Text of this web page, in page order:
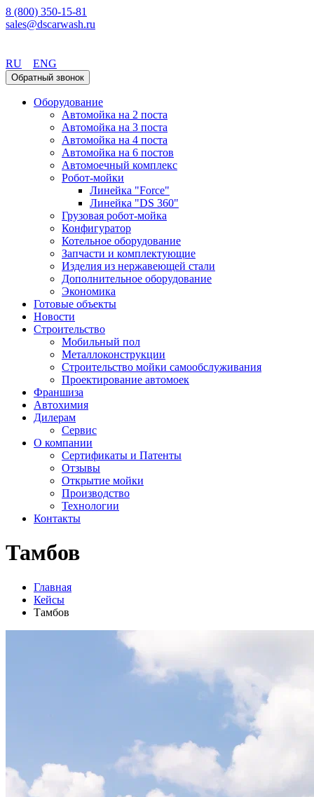
8 (800) 350-15-81
sales@dscarwash.ru
RU
ENG
Обратный звонок
Оборудование
Автомойка на 2 поста
Автомойка на 3 поста
Автомойка на 4 поста
Автомойка на 6 постов
Автомоечный комплекс
Робот-мойки
Линейка "Force"
Линейка "DS 360"
Грузовая робот-мойка
Конфигуратор
Котельное оборудование
Запчасти и комплектующие
Изделия из нержавеющей стали
Дополнительное оборудование
Экономика
Готовые объекты
Новости
Строительство
Мобильный пол
Металлоконструкции
Строительство мойки самообслуживания
Проектирование автомоек
Франшиза
Автохимия
Дилерам
Сервис
О компании
Сертификаты и Патенты
Отзывы
Открытие мойки
Производство
Технологии
Контакты
Тамбов
Главная
Кейсы
Тамбов